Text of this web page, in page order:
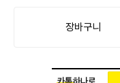
장바구니